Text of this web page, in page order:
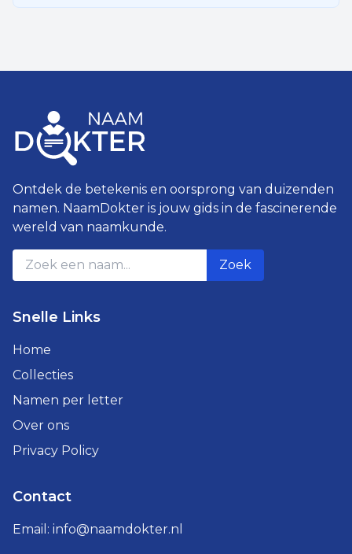
Ontdek de betekenis en oorsprong van duizenden
namen. NaamDokter is jouw gids in de fascinerende
wereld van naamkunde.
Zoek
Snelle Links
Home
Collecties
Namen per letter
Over ons
Privacy Policy
Contact
Email: info@naamdokter.nl